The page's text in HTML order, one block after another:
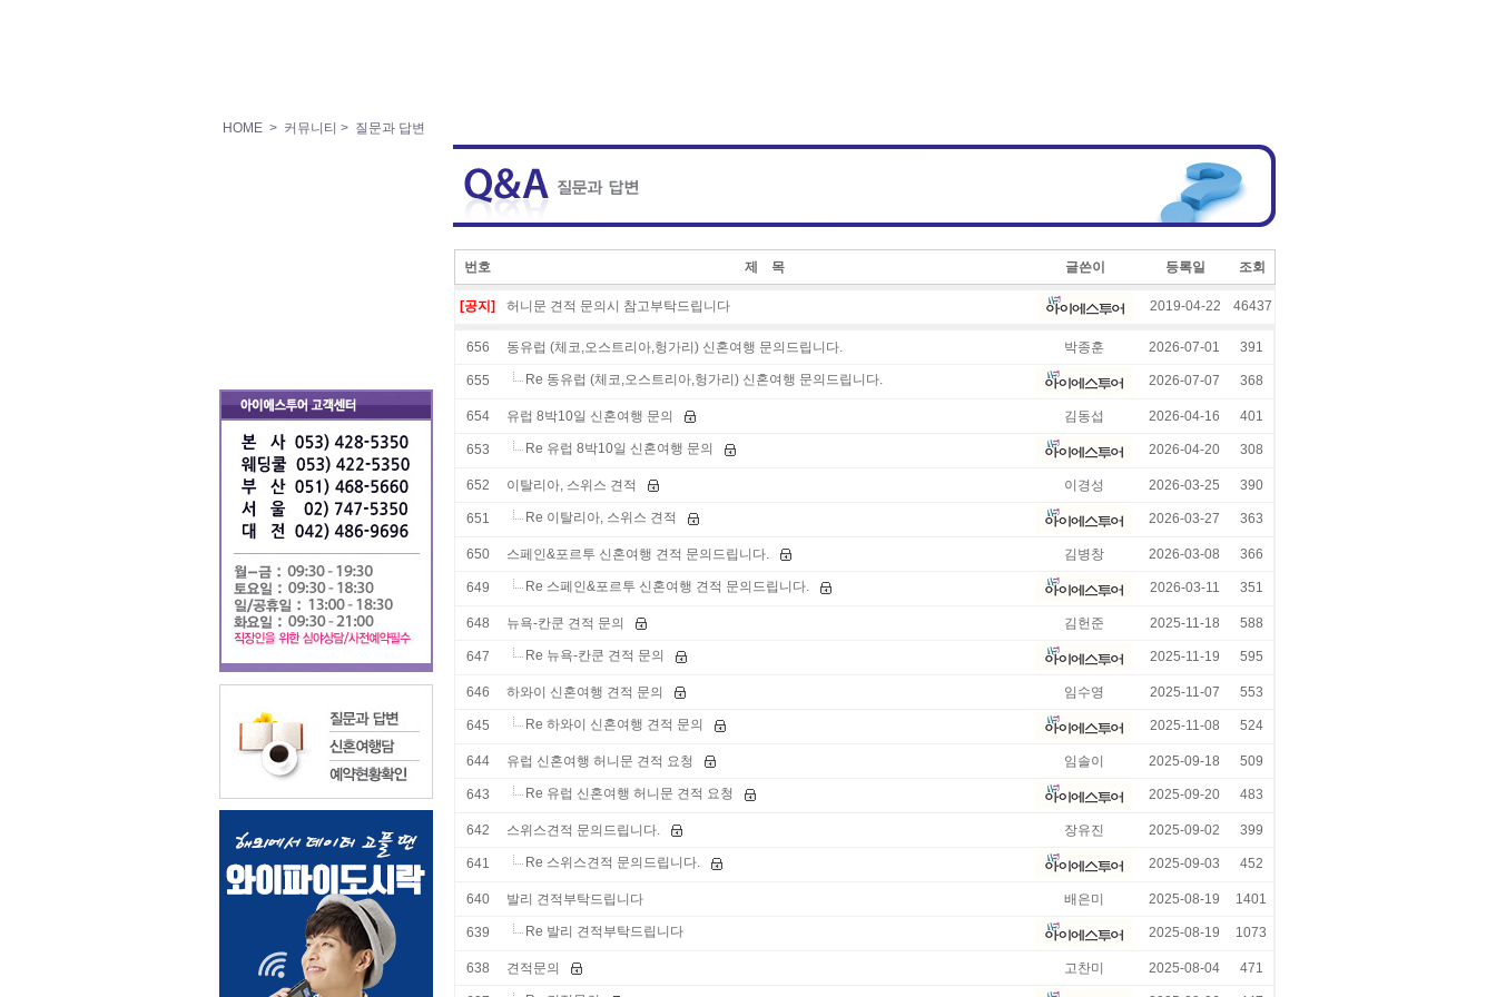
HOME > 커뮤니티 > 질문과 답변
번호 제 목 글쓴이 등록일 조회
[공지] 허니문 견적 문의시 참고부탁드립니다 2019-04-22 46437
656 동유럽 (체코,오스트리아,헝가리) 신혼여행 문의드립니다. 박종훈 2026-07-01 391
655 Re 동유럽 (체코,오스트리아,헝가리) 신혼여행 문의드립니다. 2026-07-07 368
654 유럽 8박10일 신혼여행 문의 김동섭 2026-04-16 401
653 Re 유럽 8박10일 신혼여행 문의 2026-04-20 308
652 이탈리아, 스위스 견적 이경성 2026-03-25 390
651 Re 이탈리아, 스위스 견적 2026-03-27 363
650 스페인&포르투 신혼여행 견적 문의드립니다. 김병창 2026-03-08 366
649 Re 스페인&포르투 신혼여행 견적 문의드립니다. 2026-03-11 351
648 뉴욕-칸쿤 견적 문의 김헌준 2025-11-18 588
647 Re 뉴욕-칸쿤 견적 문의 2025-11-19 595
646 하와이 신혼여행 견적 문의 임수영 2025-11-07 553
645 Re 하와이 신혼여행 견적 문의 2025-11-08 524
644 유럽 신혼여행 허니문 견적 요청 임솔이 2025-09-18 509
643 Re 유럽 신혼여행 허니문 견적 요청 2025-09-20 483
642 스위스견적 문의드립니다. 장유진 2025-09-02 399
641 Re 스위스견적 문의드립니다. 2025-09-03 452
640 발리 견적부탁드립니다 배은미 2025-08-19 1401
639 Re 발리 견적부탁드립니다 2025-08-19 1073
638 견적문의 고찬미 2025-08-04 471